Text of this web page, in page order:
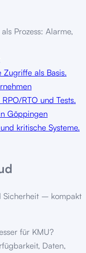
Prozess: Alarme,
als Basis.
RTO und Tests.
Göppingen
kritische Systeme.
Sicherheit – kompakt
für KMU?
Daten,